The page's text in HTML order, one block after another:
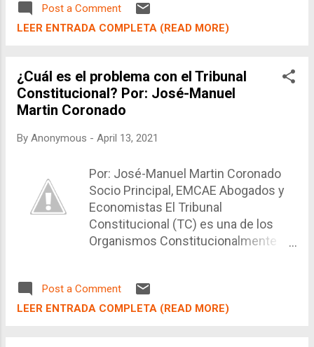
ofendida o infiel. Al respecto existen dos
regímenes distintos, en los artículos 1429° del
por cláusula resolutoria expresa. En particular, la
resolución por cláusula o condición resolutoria
expresa, debe ser correctamente aplicada. Para
susceptible de ser incumplida se encuentre
parte que quiere valerse de la cláusula resolutoria
en cuestión.
Post a Comment
LEER ENTRADA COMPLETA (READ MORE)
¿Cuál es el problema con el Tribunal
Constitucional? Por: José-Manuel
Martin Coronado
By Anonymous - April 13, 2021
Por: José-Manuel Martin Coronado
Socio Principal, EMCAE Abogados y
Economistas El Tribunal
Constitucional (TC) es una de los
Organismos Constitucionalmente
decidir que es legal y que cosa no, a
partir de la compatibilidad de una
Post a Comment
LEER ENTRADA COMPLETA (READ MORE)